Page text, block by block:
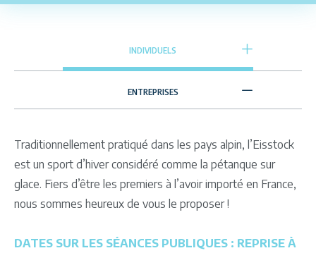
INDIVIDUELS
ENTREPRISES
Traditionnellement pratiqué dans les pays alpin, l’Eisstock
est un sport d’hiver considéré comme la pétanque sur
glace. Fiers d’être les premiers à l’avoir importé en France,
nous sommes heureux de vous le proposer !
DATES SUR LES SÉANCES PUBLIQUES : REPRISE À